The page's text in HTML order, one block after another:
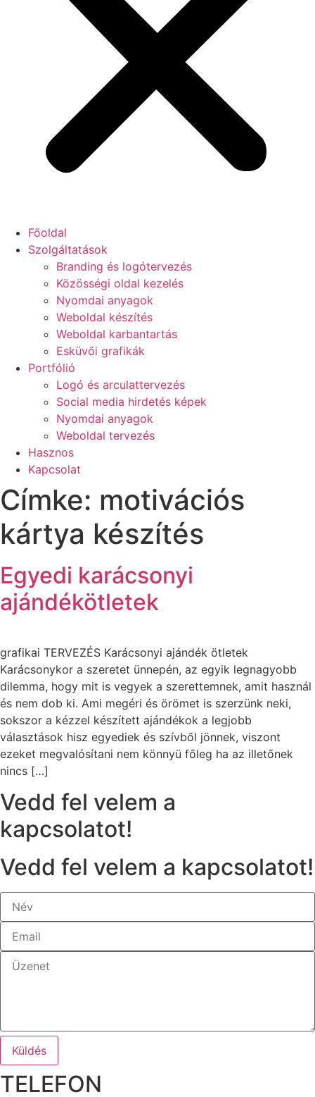
Főoldal
Szolgáltatások
Branding és logótervezés
Közösségi oldal kezelés
Nyomdai anyagok
Weboldal készítés
Weboldal karbantartás
Esküvői grafikák
Portfólió
Logó és arculattervezés
Social media hirdetés képek
Nyomdai anyagok
Weboldal tervezés
Hasznos
Kapcsolat
Címke: motivációs
kártya készítés
Egyedi karácsonyi
ajándékötletek
grafikai TERVEZÉS Karácsonyi ajándék ötletek
Karácsonykor a szeretet ünnepén, az egyik legnagyobb
dilemma, hogy mit is vegyek a szerettemnek, amit használ
és nem dob ki. Ami megéri és örömet is szerzünk neki,
sokszor a kézzel készített ajándékok a legjobb
választások hisz egyediek és szívből jönnek, viszont
ezeket megvalósítani nem könnyü főleg ha az illetőnek
nincs […]
Vedd fel velem a
kapcsolatot!
Vedd fel velem a kapcsolatot!
Küldés
TELEFON